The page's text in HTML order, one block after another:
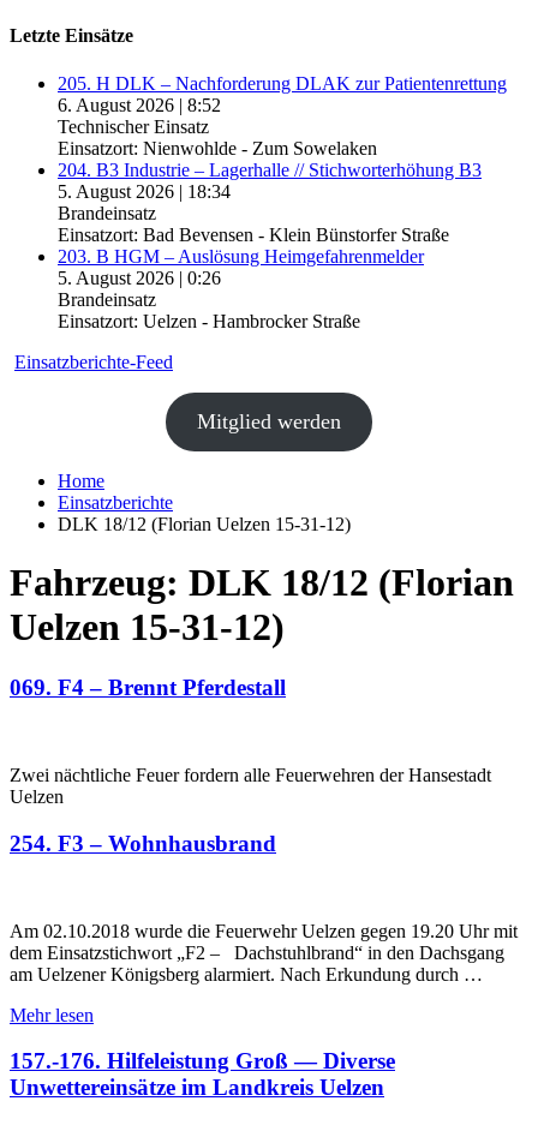
Letzte Einsätze
205. H DLK – Nachforderung DLAK zur Patientenrettung
6. August 2026 | 8:52
Technischer Einsatz
Einsatzort: Nienwohlde - Zum Sowelaken
204. B3 Industrie – Lagerhalle // Stichworterhöhung B3
5. August 2026 | 18:34
Brandeinsatz
Einsatzort: Bad Bevensen - Klein Bünstorfer Straße
203. B HGM – Auslösung Heimgefahrenmelder
5. August 2026 | 0:26
Brandeinsatz
Einsatzort: Uelzen - Hambrocker Straße
Einsatzberichte-Feed
Mitglied werden
Home
Einsatzberichte
DLK 18/12 (Florian Uelzen 15-31-12)
Fahrzeug: DLK 18/12 (Florian
Uelzen 15-31-12)
069. F4 – Brennt Pferdestall
Zwei nächtliche Feuer fordern alle Feuerwehren der Hansestadt
Uelzen
254. F3 – Wohnhausbrand
Am 02.10.2018 wurde die Feuerwehr Uelzen gegen 19.20 Uhr mit
dem Einsatzstichwort „F2 – Dachstuhlbrand“ in den Dachsgang
am Uelzener Königsberg alarmiert. Nach Erkundung durch …
Mehr lesen
157.-176. Hilfeleistung Groß — Diverse
Unwettereinsätze im Landkreis Uelzen